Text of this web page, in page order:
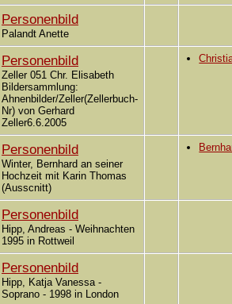
Personenbild
Palandt Anette
Personenbild
Zeller 051 Chr. Elisabeth
Bildersammlung:
Ahnenbilder/Zeller(Zellerbuch-
Nr) von Gerhard
Zeller6.6.2005
Personenbild
Winter, Bernhard an seiner
Hochzeit mit Karin Thomas
(Ausscnitt)
Personenbild
Hipp, Andreas - Weihnachten
1995 in Rottweil
Personenbild
Hipp, Katja Vanessa -
Soprano - 1998 in London